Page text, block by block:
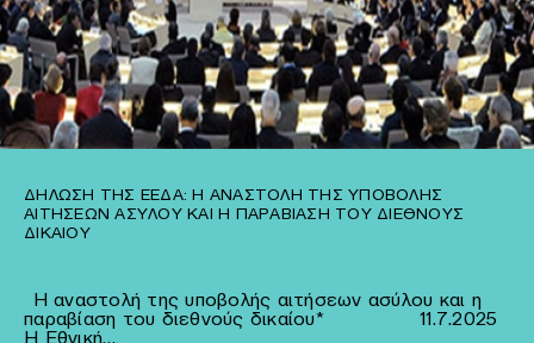
ΔΉΛΩΣΗ ΤΗΣ ΕΕΔΑ: Η ΑΝΑΣΤΟΛΉ ΤΗΣ ΥΠΟΒΟΛΉΣ
ΑΙΤΉΣΕΩΝ ΑΣΎΛΟΥ ΚΑΙ Η ΠΑΡΑΒΊΑΣΗ ΤΟΥ ΔΙΕΘΝΟΎΣ
ΔΙΚΑΊΟΥ
Η αναστολή της υποβολής αιτήσεων ασύλου και η
παραβίαση του διεθνούς δικαίου* 11.7.2025
Η Εθνική…